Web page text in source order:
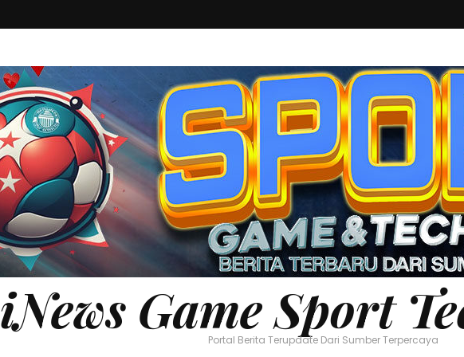
iNews Game Sport
Portal Berita Terupdate Dari Sumber Terpercaya